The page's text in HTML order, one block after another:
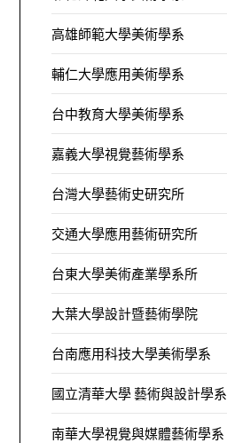
高雄師範大學美術學系
輔仁大學應用美術學系
台中教育大學美術學系
嘉義大學視覺藝術學系
台灣大學藝術史研究所
交通大學應用藝術研究所
台東大學美術產業學系所
大葉大學設計暨藝術學院
台南應用科技大學美術學系
國立清華大學 藝術與設計學系
南華大學視覺與媒體藝術學系